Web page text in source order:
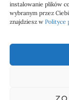
instalowanie plików
wybranym przez
znajdziesz w Polityce